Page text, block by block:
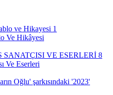
Ve Hikâyesi
Ve Eserleri